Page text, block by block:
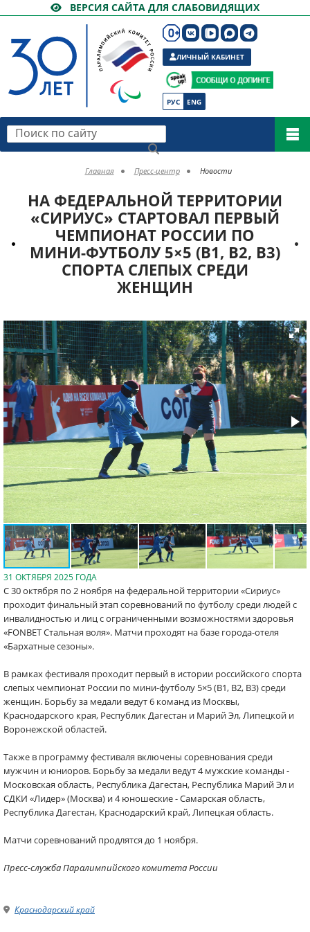
ВЕРСИЯ САЙТА ДЛЯ СЛАБОВИДЯЩИХ
РУС ENG
ЛИЧНЫЙ КАБИНЕТ
Поиск по сайту
Главная Пресс-центр Новости
НА ФЕДЕРАЛЬНОЙ ТЕРРИТОРИИ
«СИРИУС» СТАРТОВАЛ ПЕРВЫЙ
ЧЕМПИОНАТ РОССИИ ПО
МИНИ-ФУТБОЛУ 5×5 (В1, B2, B3)
СПОРТА СЛЕПЫХ СРЕДИ
ЖЕНЩИН
31 ОКТЯБРЯ 2025 ГОДА
С 30 октября по 2 ноября на федеральной территории «Сириус»
проходит финальный этап соревнований по футболу среди людей с
инвалидностью и лиц с ограниченными возможностями здоровья
«FONBET Стальная воля». Матчи проходят на базе города-отеля
«Бархатные сезоны».
В рамках фестиваля проходит первый в истории российского спорта
слепых чемпионат России по мини-футболу 5×5 (В1, B2, B3) среди
женщин. Борьбу за медали ведут 6 команд из Москвы,
Краснодарского края, Республик Дагестан и Марий Эл, Липецкой и
Воронежской областей.
Также в программу фестиваля включены соревнования среди
мужчин и юниоров. Борьбу за медали ведут 4 мужские команды -
Московская область, Республика Дагестан, Республика Марий Эл и
СДКИ «Лидер» (Москва) и 4 юношеские - Самарская область,
Республика Дагестан, Краснодарский край, Липецкая область.
Матчи соревнований продлятся до 1 ноября.
Пресс-служба Паралимпийского комитета России
Краснодарский край